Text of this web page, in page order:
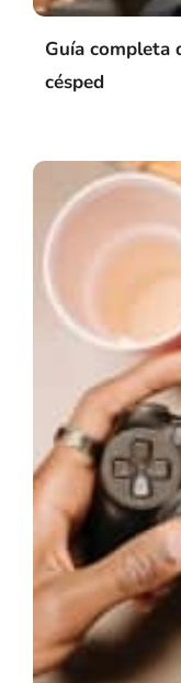
Guía completa
césped